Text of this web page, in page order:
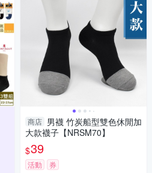
商店 男襪 竹炭船型雙色休閒加
大款襪子【NRSM70】
$39
活動 券